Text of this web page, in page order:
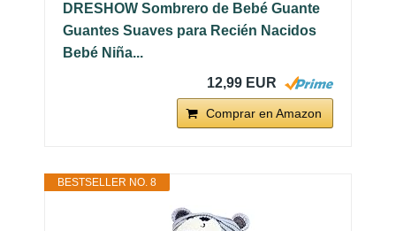
DRESHOW Sombrero de Bebé Guante
Guantes Suaves para Recién Nacidos
Bebé Niña...
12,99 EUR
Comprar en Amazon
BESTSELLER NO. 8